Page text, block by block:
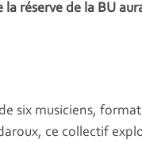
réserve de la BU
six musiciens,
ce collectif